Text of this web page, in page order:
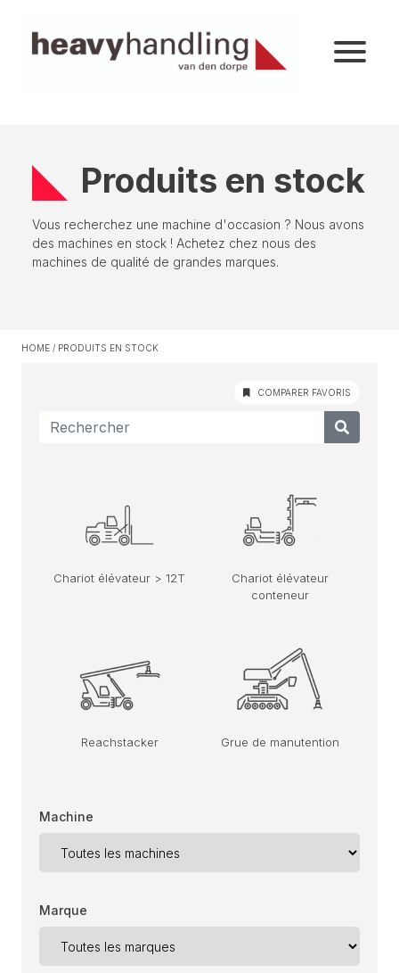
Produits en stock
Vous recherchez une machine d'occasion ? Nous avons
des machines en stock ! Achetez chez nous des
machines de qualité de grandes marques.
HOME / PRODUITS EN STOCK
COMPARER FAVORIS
Chariot élévateur > 12T
Chariot élévateur
conteneur
Reachstacker Grue de manutention
Machine
Marque